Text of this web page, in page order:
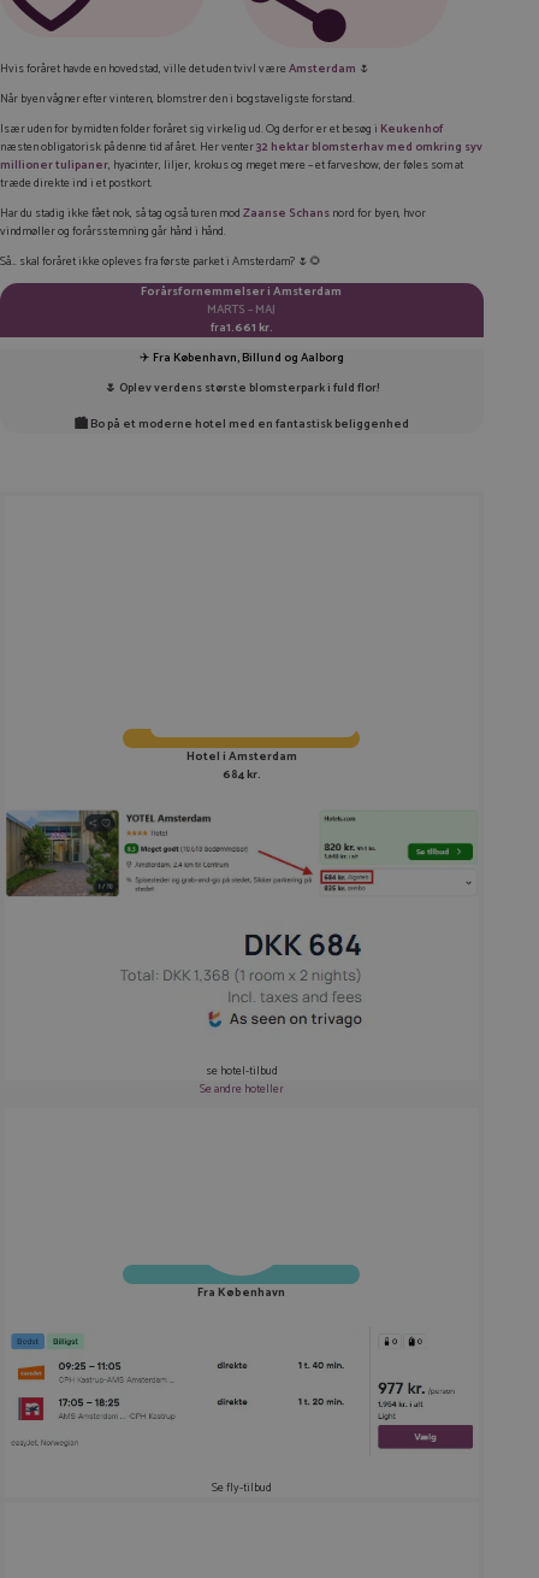
TWITTER
KOPIER LINK
Hvis foråret havde en hovedstad, ville det uden tvivl væreAmsterdam 🌷
Når byen vågner efter vinteren, blomstrer den i bogstaveligste forstand.
Især uden for bymidten folder foråret sig virkelig ud. Og derfor er et besøg i Keukenhof
næsten obligatorisk på denne tid af året. Her venter32 hektar blomsterhav med omkring syv
millioner tulipaner, hyacinter, liljer, krokus og meget mere – et farveshow, der føles som at
træde direkte ind i et postkort.
Har du stadig ikke fået nok, så tag også turen modZaanse Schansnord for byen, hvor
vindmøller og forårsstemning går hånd i hånd.
Så… skal foråret ikke opleves fra første parket i Amsterdam? 🌷🌻
Forårsfornemmelser i Amsterdam
MARTS – MAJ
fra1.661 kr.
✈️ Fra København, Billund og Aalborg
🌷 Oplev verdens største blomsterpark i fuld flor!
🏙️ Bo på et moderne hotel med en fantastisk beliggenhed
Hotel i Amsterdam
684 kr.
se hotel-tilbud
Se andre hoteller
Fra København
Se fly-tilbud